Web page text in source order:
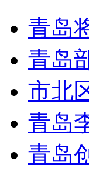
青岛
青岛
市北
青岛
青岛